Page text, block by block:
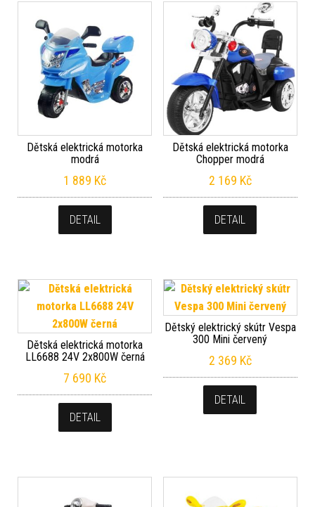
Dětská elektrická motorka
modrá
1 889 Kč
DETAIL
Dětská elektrická motorka
Chopper modrá
2 169 Kč
DETAIL
Dětská elektrická motorka
LL6688 24V 2x800W černá
7 690 Kč
DETAIL
Dětský elektrický skútr Vespa
300 Mini červený
2 369 Kč
DETAIL